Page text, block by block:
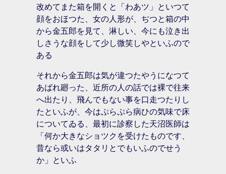
改めてまた箱を開くと「わあツ」といつて
顔をおほつた、女の人形が、ぢつと箱の中
から金五郎を見て、淋しい、今にも泣き出
しさうな顔をして少し微笑しやといふので
ある
それから金五郎は気が違つたやうになつて
あばれ廻った、近所の人の話では裸で往来
へ出たり、飛んでもない事を口走つたりし
たといふが、今はぷらぷら病ひの気味で床
についてゐる、最初に診察した天沼医師は
「何か大きなショツクを受けたものです、
昔なら或いはタタリとでもいふのでせう
か」といふ